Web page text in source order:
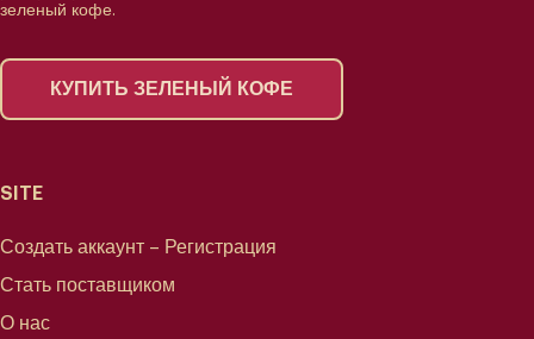
зеленый кофе.
КУПИТЬ ЗЕЛЕНЫЙ КОФЕ
SITE
Создать аккаунт – Регистрация
Стать поставщиком
О нас